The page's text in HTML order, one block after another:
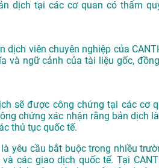
dịch tại các cơ quan có thẩm
dịch viên chuyên nghiệp của
và ngữ cảnh của tài liệu gốc,
sẽ được công chứng tại các cơ
chứng xác nhận rằng bản dịch
thủ tục quốc tế.
yêu cầu bắt buộc trong nhiều
các giao dịch quốc tế. Tại